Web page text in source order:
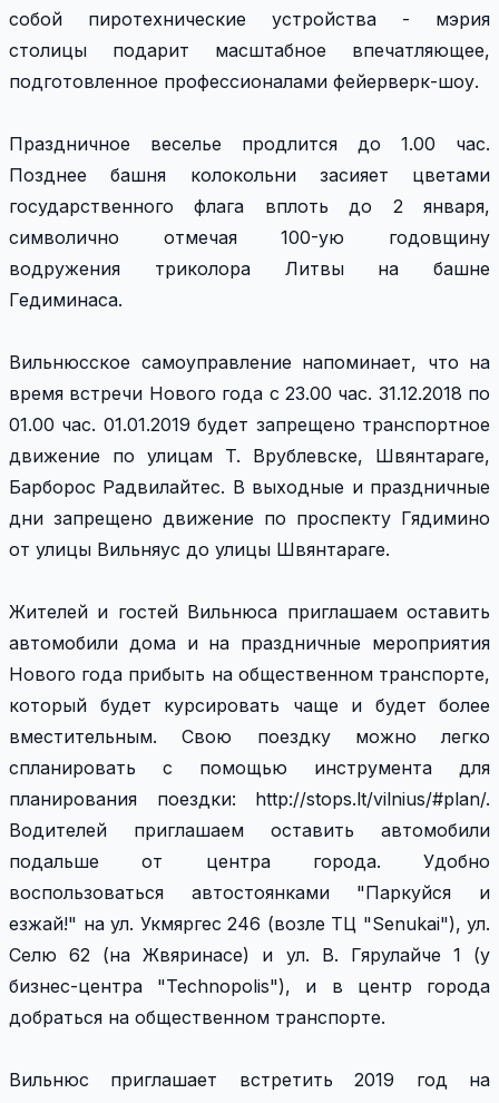
собой пиротехнические устройства - мэрия
столицы подарит масштабное впечатляющее,
подготовленное профессионалами фейерверк-шоу.
Праздничное веселье продлится до 1.00 час.
Позднее башня колокольни засияет цветами
государственного флага вплоть до 2 января,
символично отмечая 100-ую годовщину
водружения триколора Литвы на башне
Гедиминаса.
Вильнюсское самоуправление напоминает, что на
время встречи Нового года с 23.00 час. 31.12.2018 по
01.00 час. 01.01.2019 будет запрещено транспортное
движение по улицам T. Врублевске, Швянтараге,
Барборос Радвилайтес. В выходные и праздничные
дни запрещено движение по проспекту Гядимино
от улицы Вильняус до улицы Швянтараге.
Жителей и гостей Вильнюса приглашаем оставить
автомобили дома и на праздничные мероприятия
Нового года прибыть на общественном транспорте,
который будет курсировать чаще и будет более
вместительным. Свою поездку можно легко
спланировать с помощью инструмента для
планирования поездки: http://stops.lt/vilnius/#plan/.
Водителей приглашаем оставить автомобили
подальше от центра города. Удобно
воспользоваться автостоянками "Паркуйся и
езжай!" на ул. Укмяргес 246 (возле ТЦ "Senukai"), ул.
Селю 62 (на Жвяринасе) и ул. В. Гярулайче 1 (у
бизнес-центра "Technopolis"), и в центр города
добраться на общественном транспорте.
Вильнюс приглашает встретить 2019 год на